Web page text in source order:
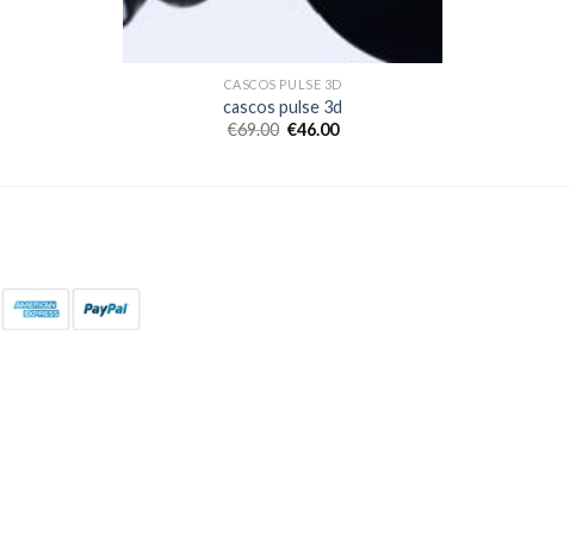
CASCOS PULSE 3D
cascos pulse 3d
€69.00 €46.00